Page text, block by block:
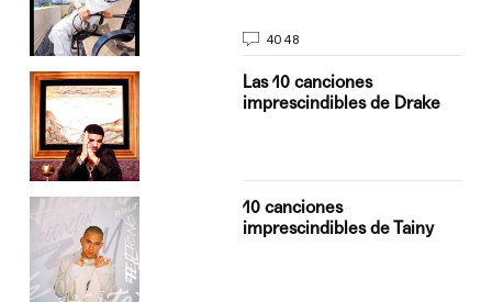
4048
Las 10 canciones
imprescindibles de Drake
10 canciones
imprescindibles de Tainy